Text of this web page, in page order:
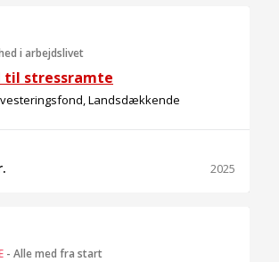
i arbejdslivet
stressramte
Landsdækkende
2025
- Alle med fra start